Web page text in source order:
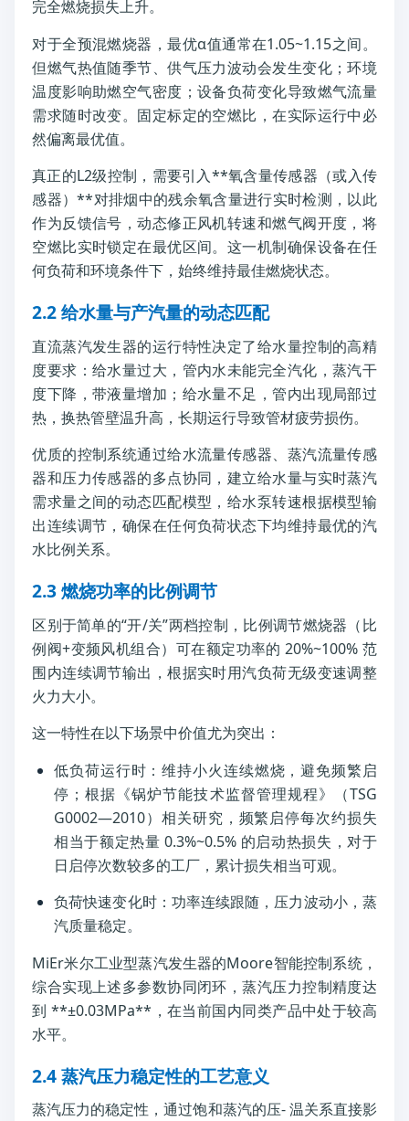
完全燃烧损失上升。
对于全预混燃烧器，最优α值通常在1.05~1.15之间。
但燃气热值随季节、供气压力波动会发生变化；环境
温度影响助燃空气密度；设备负荷变化导致燃气流量
需求随时改变。固定标定的空燃比，在实际运行中必
然偏离最优值。
真正的L2级控制，需要引入**氧含量传感器（或入传
感器）**对排烟中的残余氧含量进行实时检测，以此
作为反馈信号，动态修正风机转速和燃气阀开度，将
空燃比实时锁定在最优区间。这一机制确保设备在任
何负荷和环境条件下，始终维持最佳燃烧状态。
2.2 给水量与产汽量的动态匹配
直流蒸汽发生器的运行特性决定了给水量控制的高精
度要求：给水量过大，管内水未能完全汽化，蒸汽干
度下降，带液量增加；给水量不足，管内出现局部过
热，换热管壁温升高，长期运行导致管材疲劳损伤。
优质的控制系统通过给水流量传感器、蒸汽流量传感
器和压力传感器的多点协同，建立给水量与实时蒸汽
需求量之间的动态匹配模型，给水泵转速根据模型输
出连续调节，确保在任何负荷状态下均维持最优的汽
水比例关系。
2.3 燃烧功率的比例调节
区别于简单的“开/关”两档控制，比例调节燃烧器（比
例阀+变频风机组合）可在额定功率的 20%~100% 范
围内连续调节输出，根据实时用汽负荷无级变速调整
火力大小。
这一特性在以下场景中价值尤为突出：
低负荷运行时：维持小火连续燃烧，避免频繁启
停；根据《锅炉节能技术监督管理规程》（TSG
G0002—2010）相关研究，频繁启停每次约损失
相当于额定热量 0.3%~0.5% 的启动热损失，对于
日启停次数较多的工厂，累计损失相当可观。
负荷快速变化时：功率连续跟随，压力波动小，蒸
汽质量稳定。
MiEr米尔工业型蒸汽发生器的Moore智能控制系统，
综合实现上述多参数协同闭环，蒸汽压力控制精度达
到 **±0.03MPa**，在当前国内同类产品中处于较高
水平。
2.4 蒸汽压力稳定性的工艺意义
蒸汽压力的稳定性，通过饱和蒸汽的压- 温关系直接影